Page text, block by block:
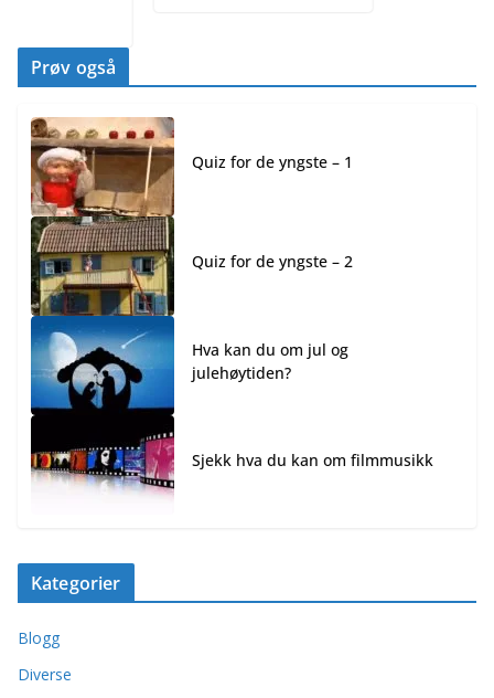
Prøv også
Quiz for de yngste – 1
Quiz for de yngste – 2
Hva kan du om jul og
julehøytiden?
Sjekk hva du kan om filmmusikk
Kategorier
Blogg
Diverse